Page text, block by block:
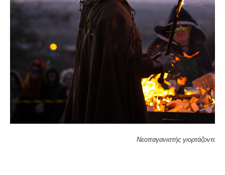
Νεοπαγανιστής γιορτάζοντας